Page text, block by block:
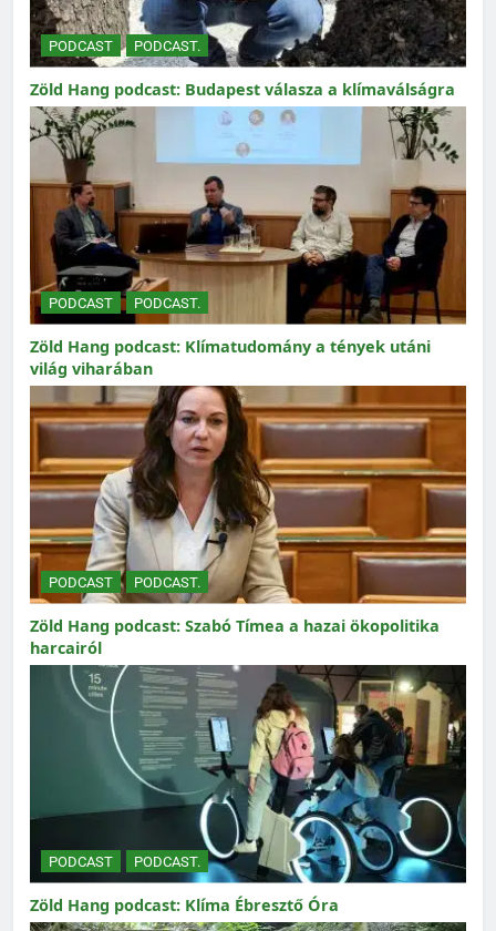
PODCAST PODCAST.
Zöld Hang podcast: Budapest válasza a klímaválságra
PODCAST PODCAST.
Zöld Hang podcast: Klímatudomány a tények utáni
világ viharában
PODCAST PODCAST.
Zöld Hang podcast: Szabó Tímea a hazai ökopolitika
harcairól
PODCAST PODCAST.
Zöld Hang podcast: Klíma Ébresztő Óra